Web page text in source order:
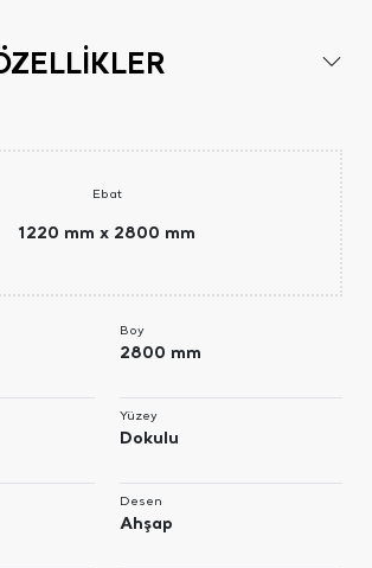
Ebat
1220 mm x 2800 mm
Boy
2800 mm
Yüzey
Dokulu
Desen
Ahşap